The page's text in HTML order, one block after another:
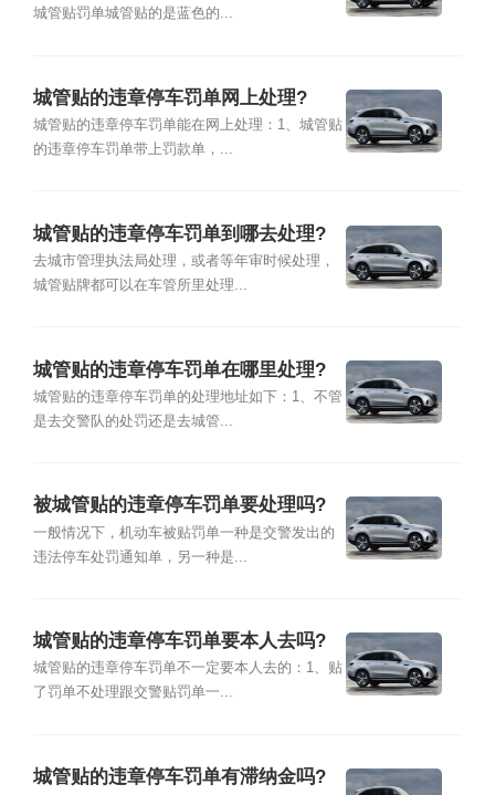
城管贴罚单城管贴的是蓝色的...
城管贴的违章停车罚单网上处理?
城管贴的违章停车罚单能在网上处理：1、城管贴
的违章停车罚单带上罚款单，...
城管贴的违章停车罚单到哪去处理?
去城市管理执法局处理，或者等年审时候处理，
城管贴牌都可以在车管所里处理...
城管贴的违章停车罚单在哪里处理?
城管贴的违章停车罚单的处理地址如下：1、不管
是去交警队的处罚还是去城管...
被城管贴的违章停车罚单要处理吗?
一般情况下，机动车被贴罚单一种是交警发出的
违法停车处罚通知单，另一种是...
城管贴的违章停车罚单要本人去吗?
城管贴的违章停车罚单不一定要本人去的：1、贴
了罚单不处理跟交警贴罚单一...
城管贴的违章停车罚单有滞纳金吗?